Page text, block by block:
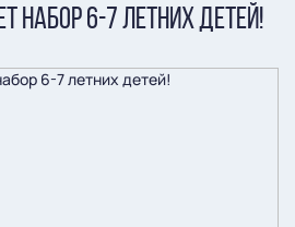
НАБОР 6-7 ЛЕТНИХ ДЕТЕЙ!